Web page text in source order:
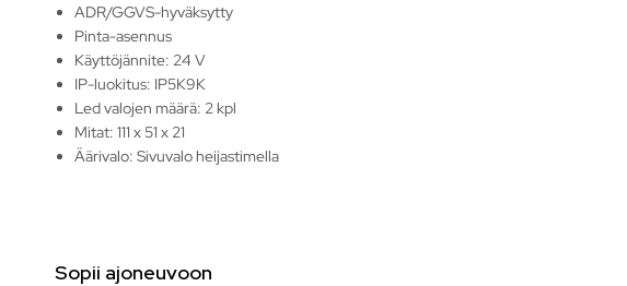
ADR/GGVS-hyväksytty
Pinta-asennus
Käyttöjännite: 24 V
IP-luokitus: IP5K9K
Led valojen määrä: 2 kpl
Mitat: 111 x 51 x 21
Äärivalo: Sivuvalo heijastimella
Sopii ajoneuvoon